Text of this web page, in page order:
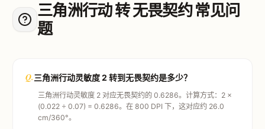
三角洲行动 转 无畏契约 常见问
题
Q.三角洲行动灵敏度 2 转到无畏契约是多少？
三角洲行动灵敏度 2 对应无畏契约的 0.6286。计算方式：2 ×
(0.022 ÷ 0.07) = 0.6286。在 800 DPI 下，这对应约 26.0
cm/360°。